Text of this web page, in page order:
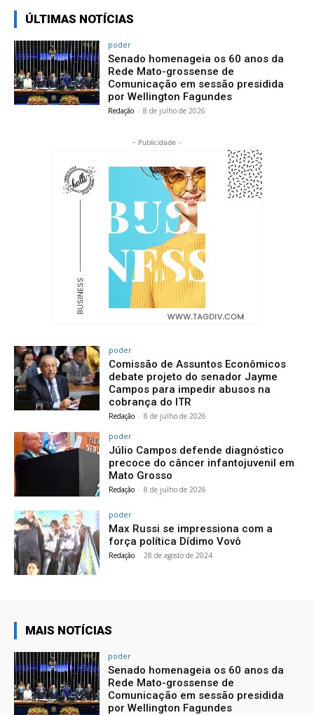
ÚLTIMAS NOTÍCIAS
poder
Senado homenageia os 60 anos da
Rede Mato-grossense de
Comunicação em sessão presidida
por Wellington Fagundes
Redação - 8 de julho de 2026
- Publicidade -
poder
Comissão de Assuntos Econômicos
debate projeto do senador Jayme
Campos para impedir abusos na
cobrança do ITR
Redação - 8 de julho de 2026
poder
Júlio Campos defende diagnóstico
precoce do câncer infantojuvenil em
Mato Grosso
Redação - 8 de julho de 2026
poder
Max Russi se impressiona com a
força política Dídimo Vovô
Redação - 28 de agosto de 2024
MAIS NOTÍCIAS
poder
Senado homenageia os 60 anos da
Rede Mato-grossense de
Comunicação em sessão presidida
por Wellington Fagundes